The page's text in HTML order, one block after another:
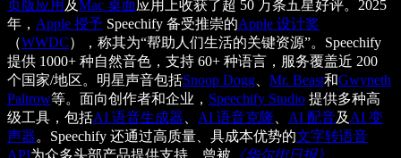
页版应用 及Mac 桌面应用上收获了超 50 万条五星好评。2025
年， Apple 授予 Speechify 备受推崇的Apple 设计奖
（WWDC），称其为“帮助人们生活的关键资源”。Speechify
提供 1000+ 种自然音色，支持 60+ 种语言，服务覆盖近 200
个国家/地区。明星声音包括Snoop Dogg Mr. Beast和Gwyneth
Paltrow等。面向创作者和企业， Speechify Studio 提供多种高
级工具，包括AI 语音生成器 AI 语音克隆 AI 配音及 AI 变
声器。Speechify 还通过高质量、具成本优势的文字转语音
API为众多头部产品提供支持。曾被 《华尔街日报》